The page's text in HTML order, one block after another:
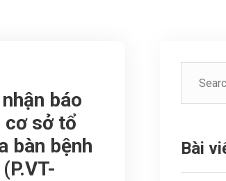
báo
cơ sở tổ
bàn bệnh
Bài